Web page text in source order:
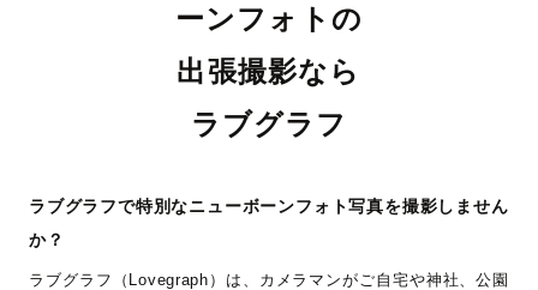
ーンフォトの
出張撮影なら
ラブグラフ
ラブグラフで特別なニューボーンフォト写真を撮影しません
か？
ラブグラフ（Lovegraph）は、カメラマンがご自宅や神社、公園